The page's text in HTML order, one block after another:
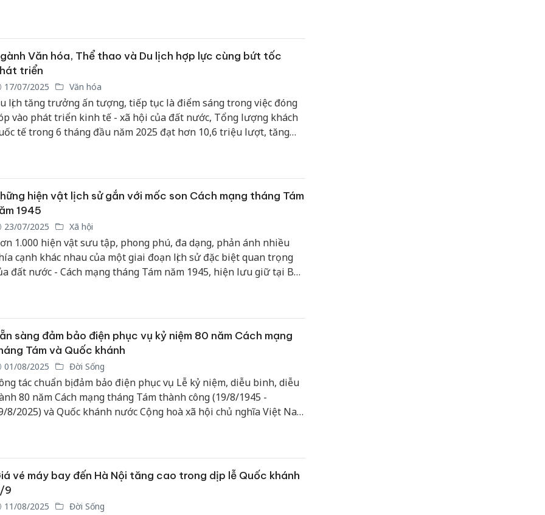
Văn hóa, Thể thao và Du lịch hợp lực cùng bứt tốc
triển
17/07/2025 Văn hóa
lịch tăng trưởng ấn tượng, tiếp tục là điểm sáng trong việc đóng
vào phát triển kinh tế - xã hội của đất nước, Tổng lượng khách
tế trong 6 tháng đầu năm 2025 đạt hơn 10,6 triệu lượt, tăng
hiện vật lịch sử gắn với mốc son Cách mạng tháng Tám
1945
23/07/2025 Xã hội
1.000 hiện vật sưu tập, phong phú, đa dạng, phản ánh nhiều
cạnh khác nhau của một giai đoạn lịch sử đặc biệt quan trọng
đất nước - Cách mạng tháng Tám năm 1945, hiện lưu giữ tại Bảo
sàng đảm bảo điện phục vụ kỷ niệm 80 năm Cách mạng
Tám và Quốc khánh
01/08/2025 Đời Sống
tác chuẩn bị đảm bảo điện phục vụ Lễ kỷ niệm, diễu binh, diễu
80 năm Cách mạng tháng Tám thành công (19/8/1945 -
8/2025) và Quốc khánh nước Cộng hoà xã hội chủ nghĩa Việt Nam
vé máy bay đến Hà Nội tăng cao trong dịp lễ Quốc khánh
9
11/08/2025 Đời Sống